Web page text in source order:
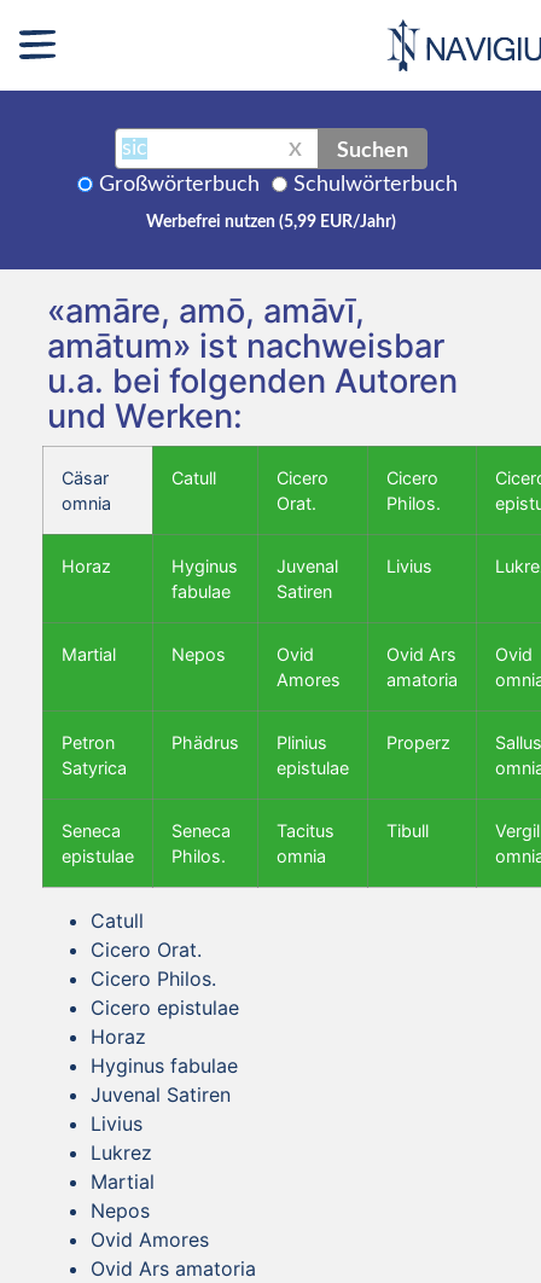
X Suchen
Großwörterbuch Schulwörterbuch
Werbefrei nutzen (5,99 EUR/Jahr)
«amāre, amō, amāvī,
amātum» ist nachweisbar
u.a. bei folgenden Autoren
und Werken:
Cäsar
omnia
Catull
Cicero
Orat.
Cicero
Philos.
Horaz
Hyginus
fabulae
Juvenal
Satiren
Livius
Martial Nepos
Ovid
Amores
Ovid Ars
amatoria
Ovid
Petron
Satyrica
Phädrus
Plinius
epistulae
Properz
Seneca
epistulae
Seneca
Philos.
Tacitus
omnia
Tibull
Vergil
Catull
Cicero Orat.
Cicero Philos.
Cicero epistulae
Horaz
Hyginus fabulae
Juvenal Satiren
Livius
Lukrez
Martial
Nepos
Ovid Amores
Ovid Ars amatoria